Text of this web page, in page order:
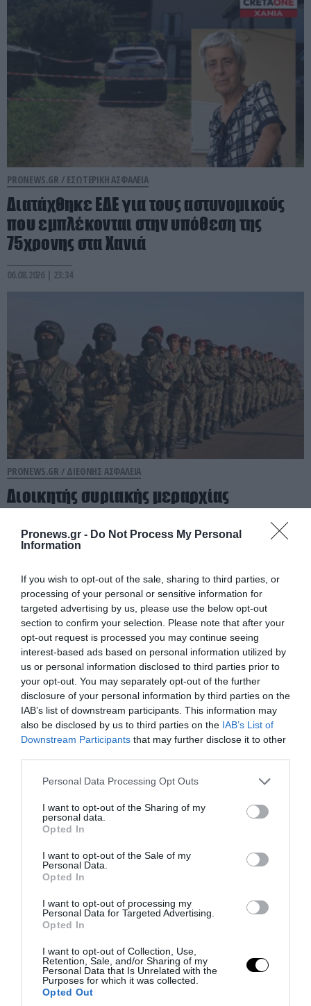
Pronews.gr - Do Not Process My Personal
Information
If you wish to opt-out of the sale, sharing to third parties, or
processing of your personal or sensitive information for
targeted advertising by us, please use the below opt-out
section to confirm your selection. Please note that after your
opt-out request is processed you may continue seeing
interest-based ads based on personal information utilized by
us or personal information disclosed to third parties prior to
your opt-out. You may separately opt-out of the further
disclosure of your personal information by third parties on the
IAB’s list of downstream participants. This information may
also be disclosed by us to third parties on the IAB’s List of
Downstream Participants that may further disclose it to other
Please note that this website/app uses one or more Google
not limited to your visit or usage behaviour. You may click to
grant or deny consent to Google and its third-party tags to
use your data for below specified purposes in below Google
consent section.
Personal Data Processing Opt Outs
I want to opt-out of the Sharing of my
personal data.
Opted In
I want to opt-out of the Sale of my
Personal Data.
Opted In
I want to opt-out of processing my
Personal Data for Targeted Advertising.
Opted In
I want to opt-out of Collection, Use,
Retention, Sale, and/or Sharing of my
Personal Data that Is Unrelated with the
Purposes for which it was collected.
Opted Out
PRONEWS.GR / ΕΣΩΤΕΡΙΚΗ ΑΣΦΑΛΕΙΑ
Διατάχθηκε ΕΔΕ για τους αστυνομικούς
που εμπλέκονται στην υπόθεση της
75χρονης στα Χανιά
06.08.2026 | 23:34
PRONEWS.GR / ΔΙΕΘΝΗΣ ΑΣΦΑΛΕΙΑ
Διοικητής συριακής μεραρχίας
αναλαμβάνει Τούρκος – Άγκυρα:
«Απειλές κατά της Συρίας είναι σαν να
απειλούν εμάς»
06.08.2026 | 23:32
PRONEWS.GR /ΕΝΟΠΛΕΣ ΣΥΓΚΡΟΥΣΕΙΣ
Εκρήξεις στο νησί Κεσμ: Άγνωστο αν
προέρχονται από το Ιράν ή τις ΗΠΑ
06.08.2026 | 23:09